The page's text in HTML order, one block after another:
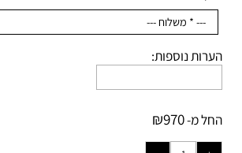
מק"ט:551908
נוספות:
החל מ- ₪970